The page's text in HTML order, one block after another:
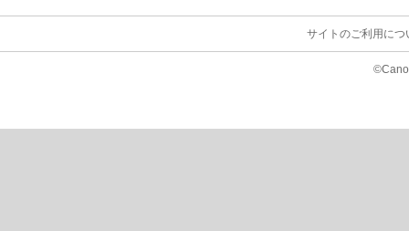
サイトのご利用につ